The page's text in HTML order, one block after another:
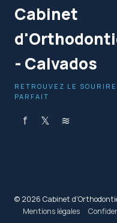
Cabinet
- Calvados
RETROUVEZ LE SOURIRE
PARFAIT
f 𝕏 ≋
© 2026 Cabinet
Mentions légales